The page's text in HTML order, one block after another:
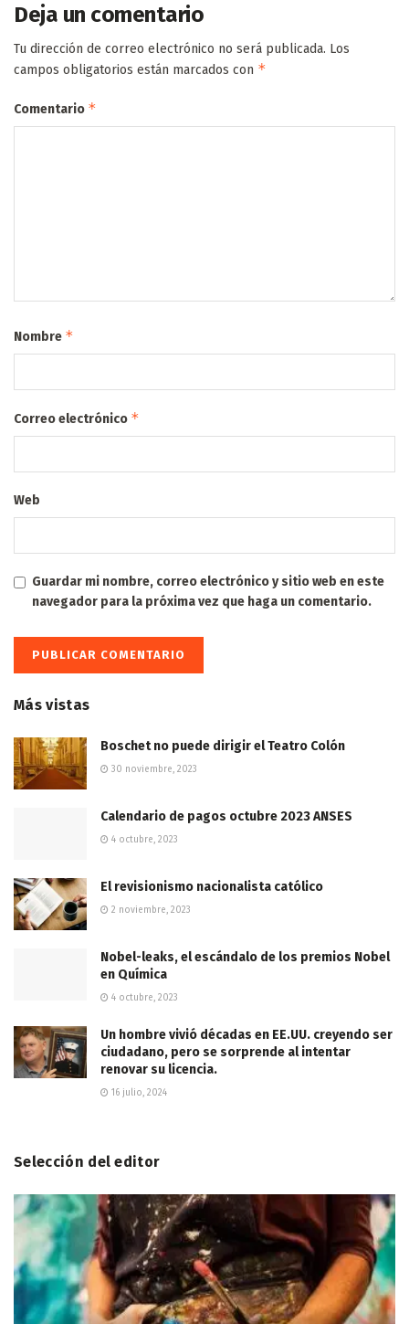
Deja un comentario
Tu dirección de correo electrónico no será publicada. Los
campos obligatorios están marcados con *
Comentario *
Nombre *
Correo electrónico *
Web
Guardar mi nombre, correo electrónico y sitio web en este
navegador para la próxima vez que haga un comentario.
Más vistas
Boschet no puede dirigir el Teatro Colón
30 noviembre, 2023
Calendario de pagos octubre 2023 ANSES
4 octubre, 2023
El revisionismo nacionalista católico
2 noviembre, 2023
Nobel-leaks, el escándalo de los premios Nobel
en Química
4 octubre, 2023
Un hombre vivió décadas en EE.UU. creyendo ser
ciudadano, pero se sorprende al intentar
renovar su licencia.
16 julio, 2024
Selección del editor